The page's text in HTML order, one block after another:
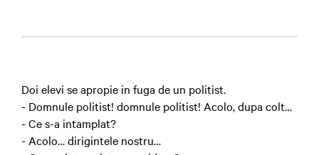
Doi elevi se apropie in fuga de un politist.
- Domnule politist! domnule politist! Acolo, dupa colt…
- Ce s-a intamplat?
- Acolo… dirigintele nostru…